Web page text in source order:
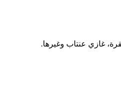
غازي عنتاب وغيرها.